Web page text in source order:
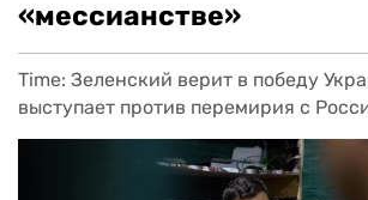
«мессианстве»
Time: Зеленский верит в победу
выступает против перемирия с